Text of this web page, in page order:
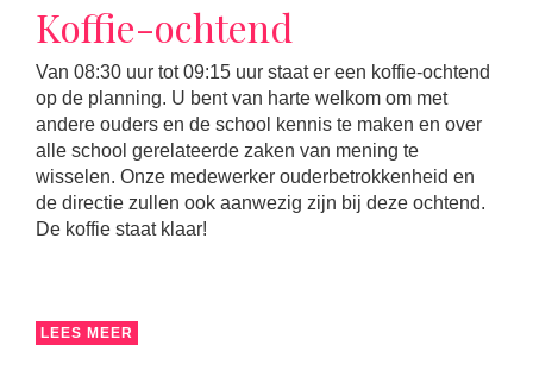
Koffie-ochtend
Van 08:30 uur tot 09:15 uur staat er een koffie-ochtend
op de planning. U bent van harte welkom om met
andere ouders en de school kennis te maken en over
alle school gerelateerde zaken van mening te
wisselen. Onze medewerker ouderbetrokkenheid en
de directie zullen ook aanwezig zijn bij deze ochtend.
De koffie staat klaar!
LEES MEER